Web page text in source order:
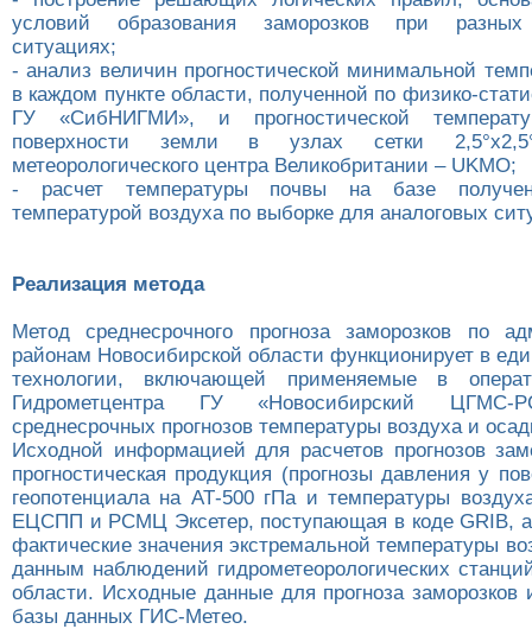
условий образования заморозков при разных
ситуациях;
- анализ величин прогностической минимальной
в каждом пункте области, полученной по физико-
ГУ «СибНИГМИ», и прогностической
поверхности земли в узлах сетки
метеорологического центра Великобритании – UKMO;
- расчет температуры почвы на базе
температурой воздуха по выборке для аналоговых
Реализация метода
Метод среднесрочного прогноза заморозков по
районам Новосибирской области функционирует в
технологии, включающей применяемые в
Гидрометцентра ГУ «Новосибирский
среднесрочных прогнозов температуры воздуха и
Исходной информацией для расчетов прогнозов
прогностическая продукция (прогнозы давления у
геопотенциала на АТ-500 гПа и температуры
ЕЦСПП и РСМЦ Эксетер, поступающая в коде GRIB, а
фактические значения экстремальной температуры
данным наблюдений гидрометеорологических
области. Исходные данные для прогноза заморозков
базы данных ГИС-Метео.